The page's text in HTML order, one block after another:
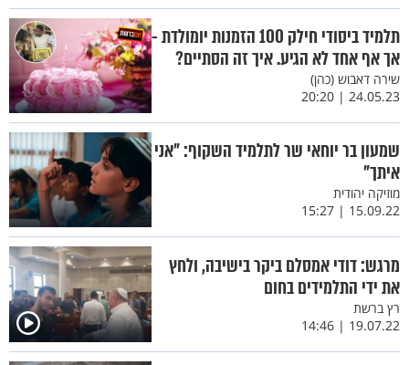
תלמיד ביסודי חילק 100 הזמנות יומולדת -
אך אף אחד לא הגיע. איך זה הסתיים?
שירה דאבוש (כהן)
24.05.23 | 20:20
שמעון בר יוחאי שר לתלמיד השקוף: "אני
איתך"
מוזיקה יהודית
15.09.22 | 15:27
מרגש: דודי אמסלם ביקר בישיבה, ולחץ
את ידי התלמידים בחום
רץ ברשת
19.07.22 | 14:46